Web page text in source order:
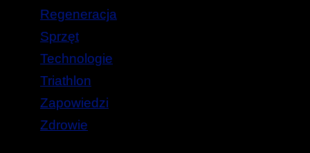
Regeneracja
Sprzęt
Technologie
Triathlon
Zapowiedzi
Zdrowie